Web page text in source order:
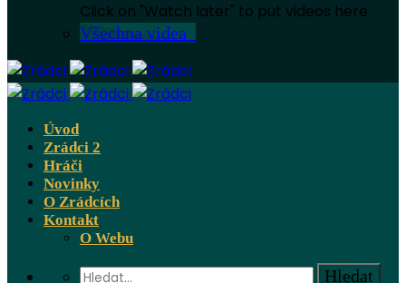
Click on "Watch later" to put videos here
Všechna videa
Úvod
Zrádci 2
Hráči
Novinky
O Zrádcích
Kontakt
O Webu